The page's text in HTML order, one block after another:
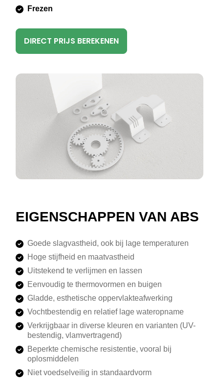
Frezen
DIRECT PRIJS BEREKENEN
EIGENSCHAPPEN VAN ABS
Goede slagvastheid, ook bij lage temperaturen
Hoge stijfheid en maatvastheid
Uitstekend te verlijmen en lassen
Eenvoudig te thermovormen en buigen
Gladde, esthetische oppervlakteafwerking
Vochtbestendig en relatief lage wateropname
Verkrijgbaar in diverse kleuren en varianten (UV-
bestendig, vlamvertragend)
Beperkte chemische resistentie, vooral bij
oplosmiddelen
Niet voedselveilig in standaardvorm